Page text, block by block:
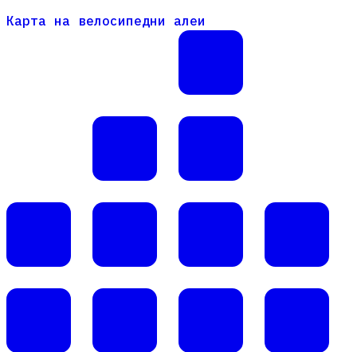
Карта на велосипедни алеи
Карта на велосипедни алеи